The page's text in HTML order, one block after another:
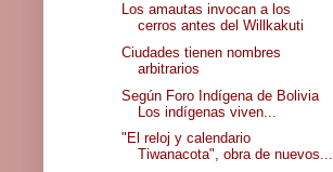
Los amautas invocan a los
cerros antes del Willkakuti
Ciudades tienen nombres
arbitrarios
Según Foro Indígena de Bolivia
Los indígenas viven...
"El reloj y calendario
Tiwanacota", obra de nuevos...